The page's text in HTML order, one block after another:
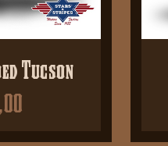
Tucson